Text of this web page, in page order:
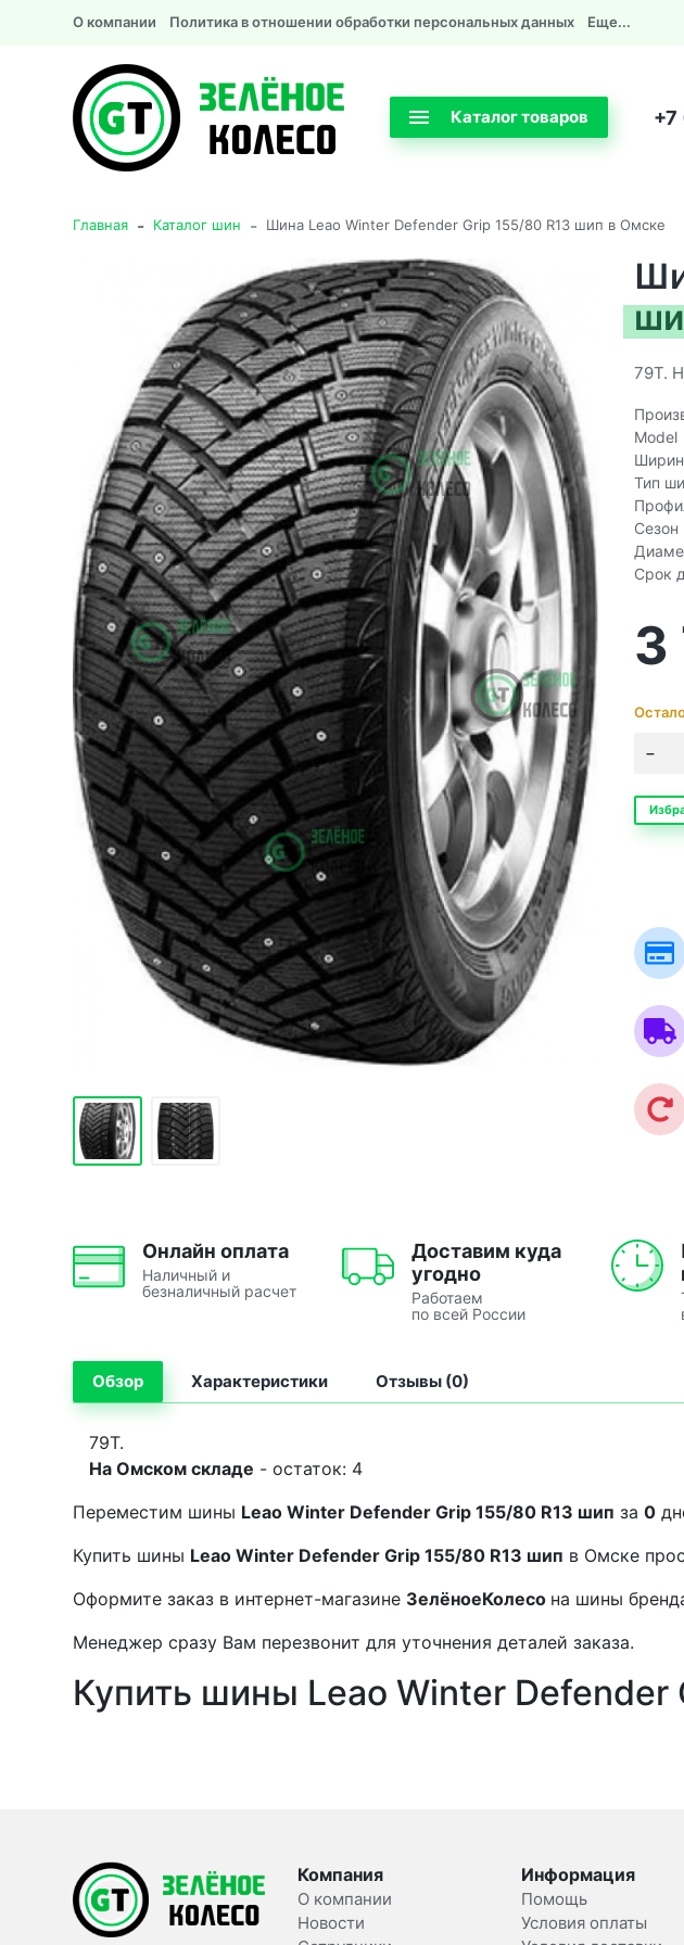
О компании Политика в отношении обработки персональных данных Еще...
Каталог товаров +7
Главная - Каталог шин - Шина Leao Winter Defender Grip 155/80 R13 шип в Омске
79T.
Model
Тип
Сезон
Срок
3
Онлайн оплата
Наличный и
безналичный расчет
Доставим куда
угодно
Работаем
по всей России
Обзор Характеристики Отзывы (0)
79T.
На Омском складе - остаток: 4
Переместим шины Leao Winter Defender Grip 155/80 R13 шип за 0
Купить шины Leao Winter Defender Grip 155/80 R13 шип в Омске
Оформите заказ в интернет-магазине ЗелёноеКолесо на шины
Менеджер сразу Вам перезвонит для уточнения деталей заказа.
Купить шины Leao Winter
Компания
О компании
Новости
Информация
Помощь
Условия оплаты